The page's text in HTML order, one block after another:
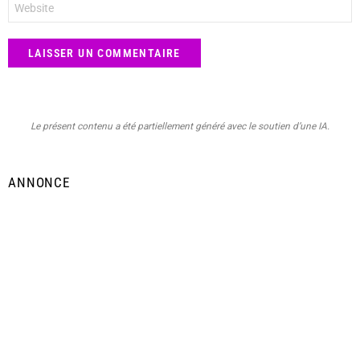
web
Le présent contenu a été partiellement généré avec le soutien d’une IA.
ANNONCE